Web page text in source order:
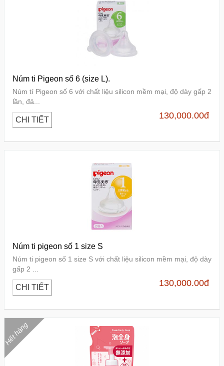
Núm ti Pigeon số 6 (size L).
Núm tí Pigeon số 6 với chất liệu silicon mềm mại, độ dày gấp 2
lần, đả...
CHI TIẾT 130,000.00đ
Núm ti pigeon số 1 size S
Núm ti pigeon số 1 size S với chất liệu silicon mềm mại, độ dày
gấp 2 ...
CHI TIẾT 130,000.00đ
Hết hàng